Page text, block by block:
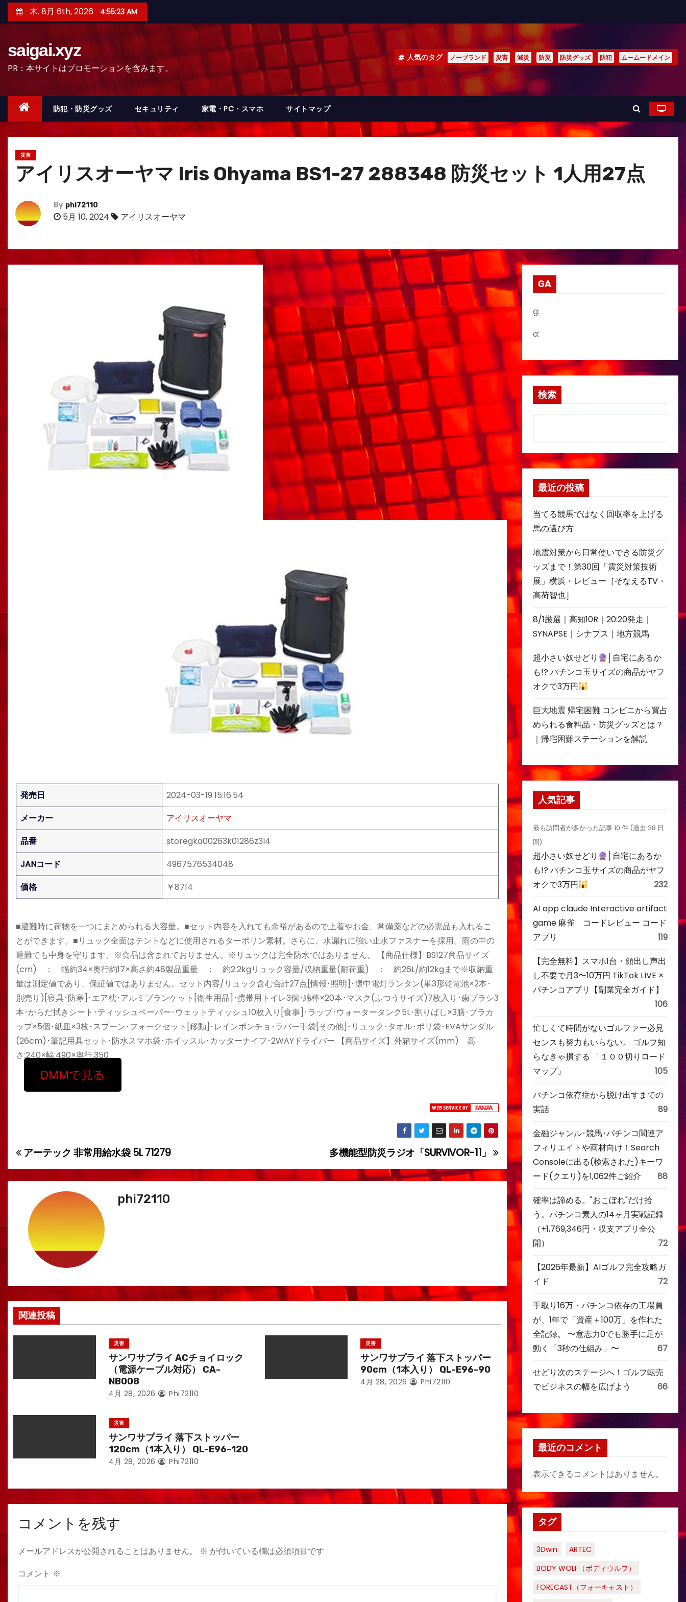
ン
ッ
木. 8月 6th, 2026 4:55:24 AM
saigai.xyz
PR：本サイトはプロモーションを含みます。
人気のタグ ノーブランド 災害 減災 防災 防災グッズ 防犯 ムームードメイン
防犯・防災グッズ セキュリティ 家電・PC・スマホ サイトマップ
災害
アイリスオーヤマ Iris Ohyama BS1-27 288348 防災セット 1人用27点
By phi72110
5月 10, 2024 アイリスオーヤマ
発売日
2024-03-19 15:16:54
メーカー
アイリスオーヤマ
品番
storegka00263k01286z3l4
JANコード
4967576534048
価格
￥8714
■避難時に荷物を一つにまとめられる大容量。■セット内容を入れても余裕があるので上着やお金、常備薬などの必需品も入れるこ
とができます。■リュック全面はテントなどに使用されるターポリン素材。さらに、水漏れに強い止水ファスナーを採用。雨の中の
避難でも中身を守ります。※食品は含まれておりません。※リュックは完全防水ではありません。 【商品仕様】BS127商品サイズ
(cm) ： 幅約34×奥行約17×高さ約48製品重量 ： 約2.2kgリュック容量/収納重量(耐荷重) ： 約26L/約12kgまで※収納重
量は測定値であり、保証値ではありません。セット内容/リュック含む合計27点[情報･照明]･懐中電灯ランタン(単3形乾電池×2本･
別売り)[寝具･防寒]･エア枕･アルミブランケット[衛生用品]･携帯用トイレ3個･綿棒×20本･マスク(ふつうサイズ)7枚入り･歯ブラシ3
本･からだ拭きシート･ティッシュペーパー･ウェットティッシュ10枚入り[食事]･ラップ･ウォータータンク5L･割りばし×3膳･プラカ
ップ×5個･紙皿×3枚･スプーン･フォークセット[移動]･レインポンチョ･ラバー手袋[その他]･リュック･タオル･ポリ袋･EVAサンダル
(26cm)･筆記用具セット･防水スマホ袋･ホイッスル･カッターナイフ･2WAYドライバー 【商品サイズ】外箱サイズ(mm) 高
さ:240×幅:490×奥行:350
DMMで見る
投
稿
ビ
ゲ
シ
ョ
ン
多機能型防災ラジオ「SURVIVOR-11」
アーテック 非常用給水袋 5L 71279
phi72110
関連投稿
災害
サンワサプライ ACチョイロック
（電源ケーブル対応） CA-
NB008
4月 28, 2026 Phi72110
災害
サンワサプライ 落下ストッパー
90cm（1本入り） QL-E96-90
4月 28, 2026 Phi72110
災害
サンワサプライ 落下ストッパー
120cm（1本入り） QL-E96-120
4月 28, 2026 Phi72110
コメントを残す
メールアドレスが公開されることはありません。 ※ が付いている欄は必須項目です
コメント ※
GA
g:
a:
検索
最近の投稿
当てる競馬ではなく回収率を上げる
馬の選び方
地震対策から日常使いできる防災グ
ッズまで！第30回「震災対策技術
展」横浜・レビュー［そなえるTV・
高荷智也］
8/1厳選｜高知10R｜20:20発走｜
SYNAPSE｜シナプス｜地方競馬
超小さい奴せどり
│自宅にあるか
も!? パチンコ玉サイズの商品がヤフ
オクで3万円
巨大地震 帰宅困難 コンビニから買占
められる食料品・防災グッズとは？
｜帰宅困難ステーションを解説
人気記事
最も訪問者が多かった記事 10 件 (過去 28 日
間)
超小さい奴せどり
│自宅にあるか
も!? パチンコ玉サイズの商品がヤフ
オクで3万円
232
AI app claude Interactive artifact
game 麻雀 コードレビュー コード
アプリ
119
【完全無料】スマホ1台・顔出し声出
し不要で月3〜10万円 TikTok LIVE ×
パチンコアプリ【副業完全ガイド】
106
忙しくて時間がないゴルファー必見
センスも努力もいらない。 ゴルフ知
らなきゃ損する 「１００切りロード
マップ」
105
パチンコ依存症から脱け出すまでの
実話
89
金融ジャンル･競馬･パチンコ関連ア
フィリエイトや商材向け！Search
Consoleに出る(検索された)キーワ
ード(クエリ)を1,062件ご紹介
88
確率は諦める。"おこぼれ"だけ拾
う。パチンコ素人の14ヶ月実戦記録
（+1,769,346円・収支アプリ全公
開）
72
【2026年最新】AIゴルフ完全攻略ガ
イド
72
手取り16万・パチンコ依存の工場員
が、1年で「資産＋100万」を作れた
全記録。 〜意志力0でも勝手に足が
動く「3秒の仕組み」〜
67
せどり次のステージへ！ゴルフ転売
でビジネスの幅を広げよう
66
最近のコメント
表示できるコメントはありません。
タグ
3Dwin
ARTEC
BODY WOLF（ボディウルフ）
FORECAST（フォーキャスト）